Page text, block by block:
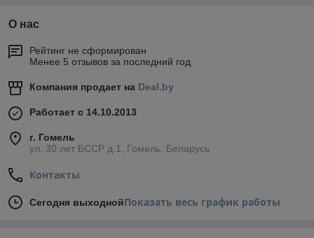
О нас
Рейтинг не сформирован
Менее 5 отзывов за последний год
Компания продает на Deal.by
Работает с 14.10.2013
г. Гомель
ул. 30 лет БССР д.1, Гомель, Беларусь
Контакты
Сегодня выходнойПоказать весь график работы